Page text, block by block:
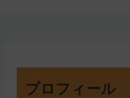
プロフィール